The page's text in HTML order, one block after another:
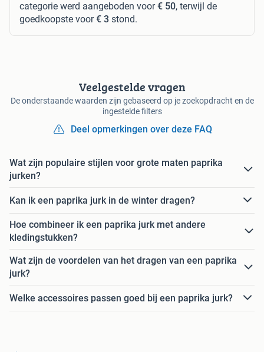
categorie werd aangeboden voor€ 50, terwijl de
goedkoopste voor€ 3 stond.
Veelgestelde vragen
De onderstaande waarden zijn gebaseerd op je zoekopdracht en de
ingestelde filters
Deel opmerkingen over deze FAQ
Wat zijn populaire stijlen voor grote maten paprika
jurken?
Kan ik een paprika jurk in de winter dragen?
Hoe combineer ik een paprika jurk met andere
kledingstukken?
Wat zijn de voordelen van het dragen van een paprika
jurk?
Welke accessoires passen goed bij een paprika jurk?